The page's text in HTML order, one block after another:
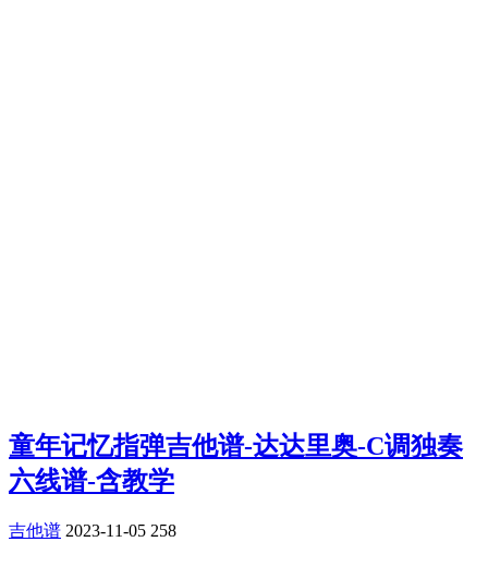
童年记忆指弹吉他谱-达达里奥-C调独奏
六线谱-含教学
吉他谱 2023-11-05 258